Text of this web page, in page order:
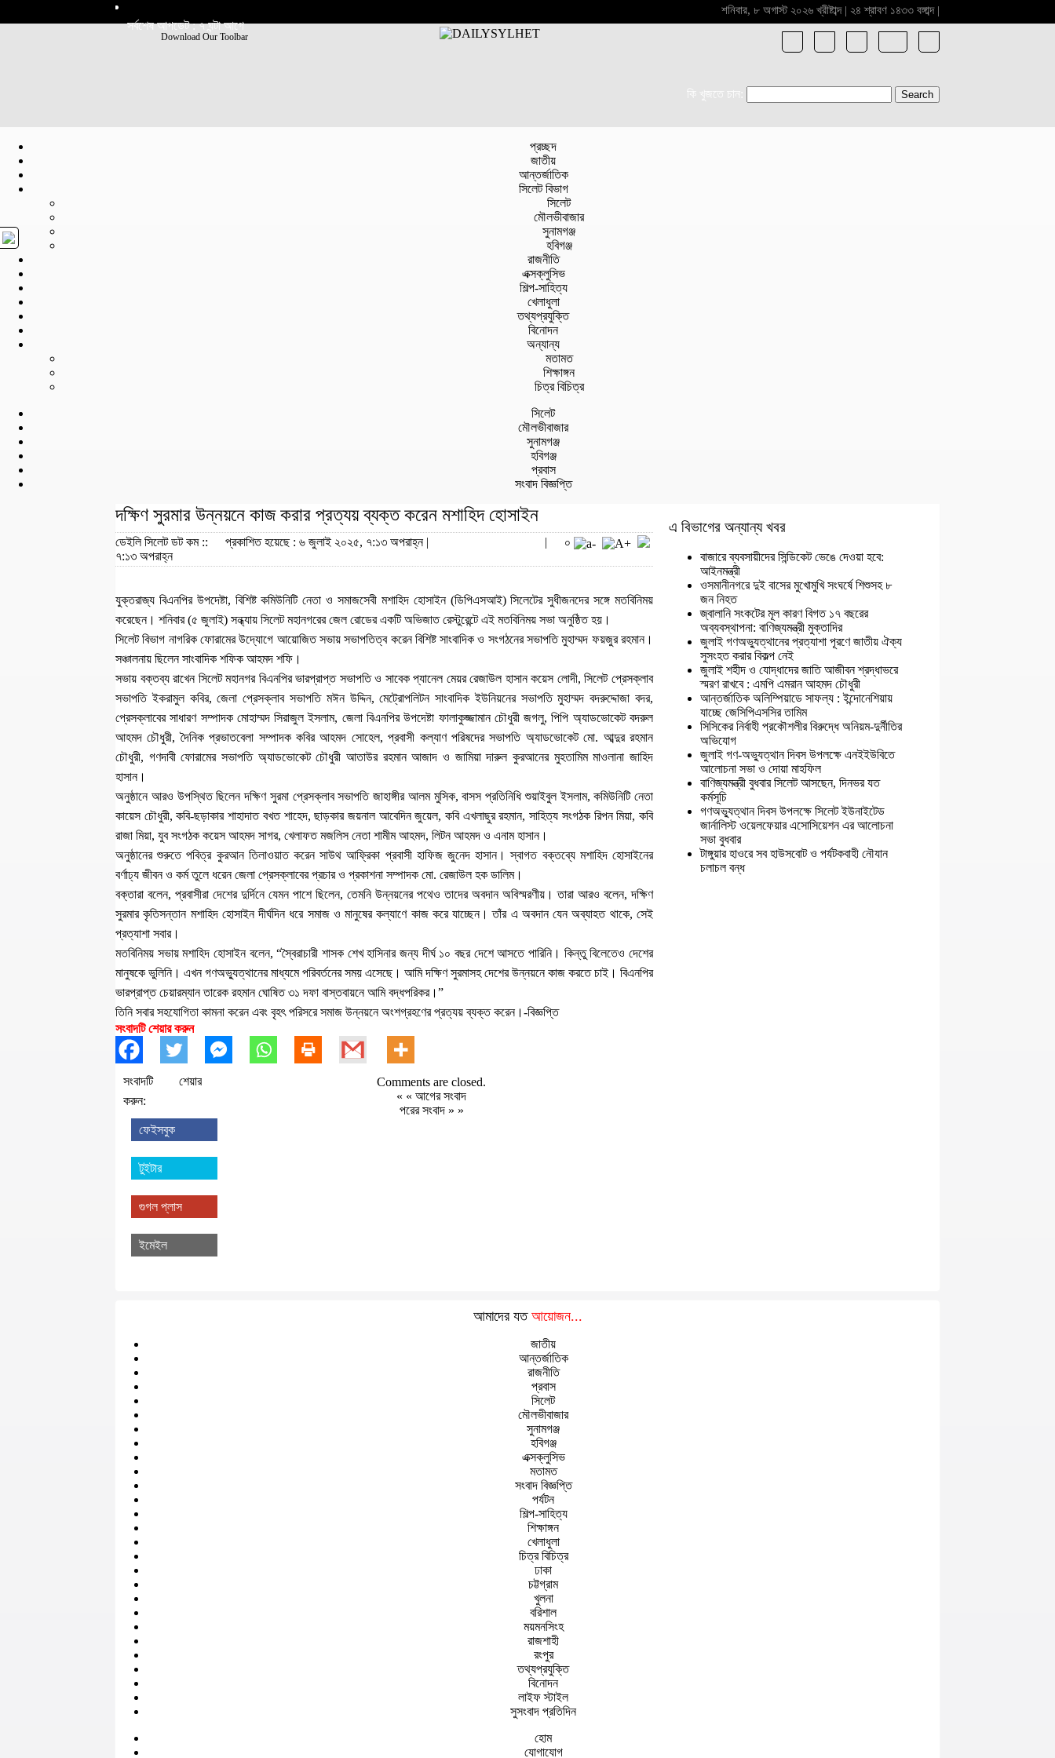
সর্বশেষ আপডেট : ৭ ঘন্টা আগে
শনিবার, ৮ অগাস্ট ২০২৬ খ্রীষ্টাব্দ | ২৪ শ্রাবণ ১৪৩৩ বঙ্গাব্দ |
Download Our Toolbar
কি খুজতে চান:
প্রচ্ছদ
জাতীয়
আন্তর্জাতিক
সিলেট বিভাগ
সিলেট
মৌলভীবাজার
সুনামগঞ্জ
হবিগঞ্জ
রাজনীতি
এক্সক্লুসিভ
শিল্প-সাহিত্য
খেলাধুলা
তথ্যপ্রযুক্তি
বিনোদন
অন্যান্য
মতামত
শিক্ষাঙ্গন
চিত্র বিচিত্র
সিলেট
মৌলভীবাজার
সুনামগঞ্জ
হবিগঞ্জ
প্রবাস
সংবাদ বিজ্ঞপ্তি
দক্ষিণ সুরমার উন্নয়নে কাজ করার প্রত্যয় ব্যক্ত করেন মশাহিদ হোসাইন
ডেইলি সিলেট ডট কম ::
প্রকাশিত হয়েছে : ৬ জুলাই ২০২৫, ৭:১৩ অপরাহ্ন |
৭:১৩ অপরাহ্ন
| ০
যুক্তরাজ্য বিএনপির উপদেষ্টা, বিশিষ্ট কমিউনিটি নেতা ও সমাজসেবী মশাহিদ হোসাইন (ডিপিএসআই) সিলেটের সুধীজনদের সঙ্গে মতবিনিময়
করেছেন। শনিবার (৫ জুলাই) সন্ধ্যায় সিলেট মহানগরের জেল রোডের একটি অভিজাত রেস্টুরেন্টে এই মতবিনিময় সভা অনুষ্ঠিত হয়।
সিলেট বিভাগ নাগরিক ফোরামের উদ্যোগে আয়োজিত সভায় সভাপতিত্ব করেন বিশিষ্ট সাংবাদিক ও সংগঠনের সভাপতি মুহাম্মদ ফয়জুর রহমান।
সঞ্চালনায় ছিলেন সাংবাদিক শফিক আহমদ শফি।
সভায় বক্তব্য রাখেন সিলেট মহানগর বিএনপির ভারপ্রাপ্ত সভাপতি ও সাবেক প্যানেল মেয়র রেজাউল হাসান কয়েস লোদী, সিলেট প্রেসক্লাব
সভাপতি ইকরামুল কবির, জেলা প্রেসক্লাব সভাপতি মঈন উদ্দিন, মেট্রোপলিটন সাংবাদিক ইউনিয়নের সভাপতি মুহাম্মদ বদরুদ্দোজা বদর,
প্রেসক্লাবের সাধারণ সম্পাদক মোহাম্মদ সিরাজুল ইসলাম, জেলা বিএনপির উপদেষ্টা ফালাকুজ্জামান চৌধুরী জগলু, পিপি অ্যাডভোকেট বদরুল
আহমদ চৌধুরী, দৈনিক প্রভাতবেলা সম্পাদক কবির আহমদ সোহেল, প্রবাসী কল্যাণ পরিষদের সভাপতি অ্যাডভোকেট মো. আব্দুর রহমান
চৌধুরী, গণদাবী ফোরামের সভাপতি অ্যাডভোকেট চৌধুরী আতাউর রহমান আজাদ ও জামিয়া দারুল কুরআনের মুহতামিম মাওলানা জাহিদ
হাসান।
অনুষ্ঠানে আরও উপস্থিত ছিলেন দক্ষিণ সুরমা প্রেসক্লাব সভাপতি জাহাঙ্গীর আলম মুসিক, বাসস প্রতিনিধি শুয়াইবুল ইসলাম, কমিউনিটি নেতা
কায়েস চৌধুরী, কবি-ছড়াকার শাহাদাত বখত শাহেদ, ছাড়কার জয়নাল আবেদিন জুয়েল, কবি এখলাছুর রহমান, সাহিত্য সংগঠক রিপন মিয়া, কবি
রাজা মিয়া, যুব সংগঠক কয়েস আহমদ সাগর, খেলাফত মজলিস নেতা শামীম আহমদ, লিটন আহমদ ও এনাম হাসান।
অনুষ্ঠানের শুরুতে পবিত্র কুরআন তিলাওয়াত করেন সাউথ আফ্রিকা প্রবাসী হাফিজ জুনেদ হাসান। স্বাগত বক্তব্যে মশাহিদ হোসাইনের
বর্ণাঢ্য জীবন ও কর্ম তুলে ধরেন জেলা প্রেসক্লাবের প্রচার ও প্রকাশনা সম্পাদক মো. রেজাউল হক ডালিম।
বক্তারা বলেন, প্রবাসীরা দেশের দুর্দিনে যেমন পাশে ছিলেন, তেমনি উন্নয়নের পথেও তাদের অবদান অবিস্মরণীয়। তারা আরও বলেন, দক্ষিণ
সুরমার কৃতিসন্তান মশাহিদ হোসাইন দীর্ঘদিন ধরে সমাজ ও মানুষের কল্যাণে কাজ করে যাচ্ছেন। তাঁর এ অবদান যেন অব্যাহত থাকে, সেই
প্রত্যাশা সবার।
মতবিনিময় সভায় মশাহিদ হোসাইন বলেন, “স্বৈরাচারী শাসক শেখ হাসিনার জন্য দীর্ঘ ১০ বছর দেশে আসতে পারিনি। কিন্তু বিলেতেও দেশের
মানুষকে ভুলিনি। এখন গণঅভ্যুত্থানের মাধ্যমে পরিবর্তনের সময় এসেছে। আমি দক্ষিণ সুরমাসহ দেশের উন্নয়নে কাজ করতে চাই। বিএনপির
ভারপ্রাপ্ত চেয়ারম্যান তারেক রহমান ঘোষিত ৩১ দফা বাস্তবায়নে আমি বদ্ধপরিকর।”
তিনি সবার সহযোগিতা কামনা করেন এবং বৃহৎ পরিসরে সমাজ উন্নয়নে অংশগ্রহণের প্রত্যয় ব্যক্ত করেন।-বিজ্ঞপ্তি
সংবাদটি শেয়ার করুন
সংবাদটি শেয়ার
করুন:
ফেইসবুক
টুইটার
গুগল প্লাস
ইমেইল
Comments are closed.
« « আগের সংবাদ
পরের সংবাদ » »
এ বিভাগের অন্যান্য খবর
বাজারে ব্যবসায়ীদের সিন্ডিকেট ভেঙে দেওয়া হবে:
আইনমন্ত্রী
ওসমানীনগরে দুই বাসের মুখোমুখি সংঘর্ষে শিশুসহ ৮
জন নিহত
জ্বালানি সংকটের মূল কারণ বিগত ১৭ বছরের
অব্যবস্থাপনা: বাণিজ্যমন্ত্রী মুক্তাদির
জুলাই গণঅভ্যুত্থানের প্রত্যাশা পূরণে জাতীয় ঐক্য
সুসংহত করার বিকল্প নেই
জুলাই শহীদ ও যোদ্ধাদের জাতি আজীবন শ্রদ্ধাভরে
স্মরণ রাখবে : এমপি এমরান আহমদ চৌধুরী
আন্তর্জাতিক অলিম্পিয়াডে সাফল্য : ইন্দোনেশিয়ায়
যাচ্ছে জেসিপিএসসির তামিম
সিসিকের নির্বাহী প্রকৌশলীর বিরুদ্ধে অনিয়ম-দুর্নীতির
অভিযোগ
জুলাই গণ-অভ্যুত্থান দিবস উপলক্ষে এনইইউবিতে
আলোচনা সভা ও দোয়া মাহফিল
বাণিজ্যমন্ত্রী বুধবার সিলেট আসছেন, দিনভর যত
কর্মসূচি
গণঅভ্যুত্থান দিবস উপলক্ষে সিলেট ইউনাইটেড
জার্নালিস্ট ওয়েলফেয়ার এসোসিয়েশন এর আলোচনা
সভা বুধবার
টাঙ্গুয়ার হাওরে সব হাউসবোট ও পর্যটকবাহী নৌযান
চলাচল বন্ধ
আমাদের যত আয়োজন...
জাতীয়
আন্তর্জাতিক
রাজনীতি
প্রবাস
সিলেট
মৌলভীবাজার
সুনামগঞ্জ
হবিগঞ্জ
এক্সক্লুসিভ
মতামত
সংবাদ বিজ্ঞপ্তি
পর্যটন
শিল্প-সাহিত্য
শিক্ষাঙ্গন
খেলাধুলা
চিত্র বিচিত্র
ঢাকা
চট্টগ্রাম
খুলনা
বরিশাল
ময়মনসিংহ
রাজশাহী
রংপুর
তথ্যপ্রযুক্তি
বিনোদন
লাইফ স্টাইল
সুসংবাদ প্রতিদিন
হোম
যোগাযোগ